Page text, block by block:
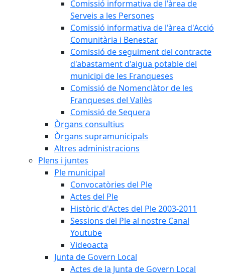
Comissió informativa de l'àrea de
Serveis a les Persones
Comissió informativa de l'àrea d'Acció
Comunitària i Benestar
Comissió de seguiment del contracte
d'abastament d'aigua potable del
municipi de les Franqueses
Comissió de Nomenclàtor de les
Franqueses del Vallès
Comissió de Sequera
Òrgans consultius
Òrgans supramunicipals
Altres administracions
Plens i juntes
Ple municipal
Convocatòries del Ple
Actes del Ple
Històric d'Actes del Ple 2003-2011
Sessions del Ple al nostre Canal
Youtube
Videoacta
Junta de Govern Local
Actes de la Junta de Govern Local